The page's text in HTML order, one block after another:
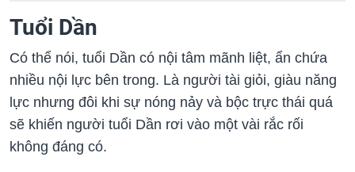
Tuổi Dần
Có thể nói, tuổi Dần có nội tâm mãnh liệt, ẩn chứa
nhiều nội lực bên trong. Là người tài giỏi, giàu năng
lực nhưng đôi khi sự nóng nảy và bộc trực thái quá
sẽ khiến người tuổi Dần rơi vào một vài rắc rối
không đáng có.